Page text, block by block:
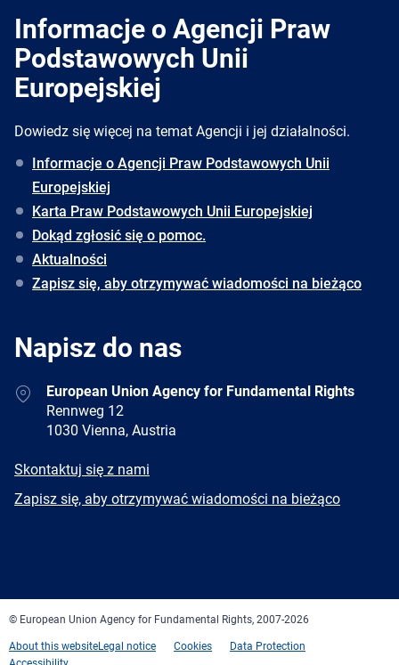
Informacje o Agencji Praw
Podstawowych Unii
Europejskiej
Dowiedz się więcej na temat Agencji i jej działalności.
Informacje o Agencji Praw Podstawowych Unii
Europejskiej
Karta Praw Podstawowych Unii Europejskiej
Dokąd zgłosić się o pomoc.
Aktualności
Zapisz się, aby otrzymywać wiadomości na bieżąco
Napisz do nas
AddressEuropean Union Agency for Fundamental Rights
Rennweg 12
1030 Vienna, Austria
E-
Skontaktuj się z nami
Newsletter
Zapisz się, aby otrzymywać wiadomości na bieżąco
© European Union Agency for Fundamental Rights, 2007-2026
About this websiteLegal notice Cookies
Data Protection